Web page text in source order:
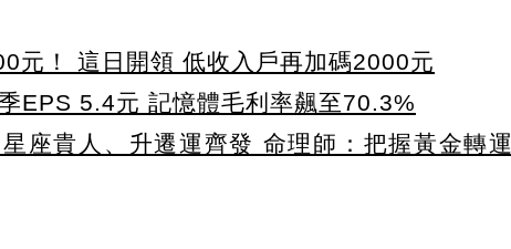
元！ 這日開領 低收入戶再加碼2000元
EPS 5.4元 記憶體毛利率飆至70.3%
座貴人、升遷運齊發 命理師：把握黃金轉運